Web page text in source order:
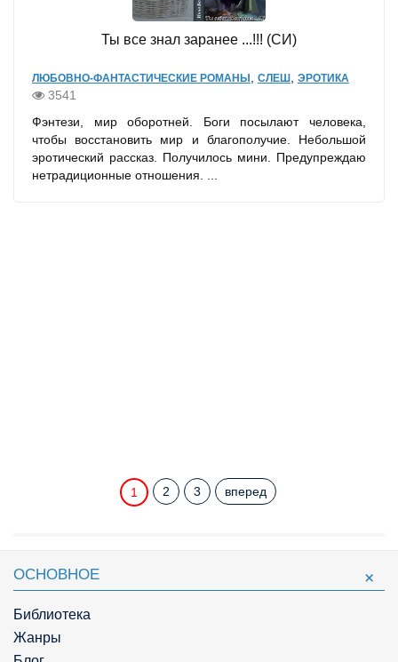
Ты все знал заранее ...!!! (СИ)
ЛЮБОВНО-ФАНТАСТИЧЕСКИЕ РОМАНЫ СЛЕШ ЭРОТИКА
3541
Фэнтези, мир оборотней. Боги посылают человека,
чтобы восстановить мир и благополучие. Небольшой
эротический рассказ. Получилось мини. Предупреждаю
нетрадиционные отношения. ...
1 2 3 вперед
ОСНОВНОЕ
Библиотека
Жанры